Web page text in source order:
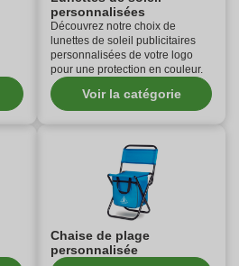
personnalisées
Découvrez notre choix de
lunettes de soleil publicitaires
personnalisées de votre logo
pour une protection en couleur.
Voir la catégorie
Chaise de plage
personnalisée